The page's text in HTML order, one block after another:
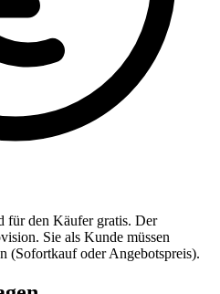
für den Käufer gratis. Der
Sie als Kunde müssen
(Sofortkauf oder Angebotspreis).